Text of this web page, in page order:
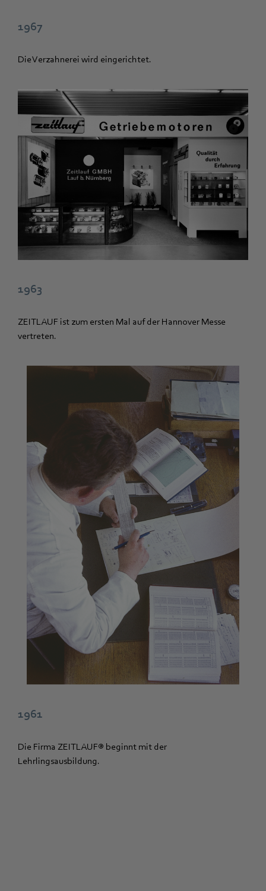
1967
Die Verzahnerei wird eingerichtet.
1963
ZEITLAUF ist zum ersten Mal auf der Hannover Messe
vertreten.
1961
Die Firma ZEITLAUF® beginnt mit der
Lehrlingsausbildung.